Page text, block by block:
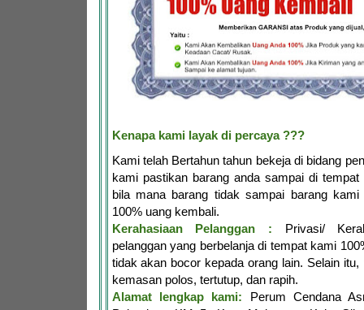
Kenapa kami layak di percaya ???
Kami telah Bertahun tahun bekeja di bidang
kami pastikan barang anda sampai di
bila mana barang tidak sampai barang
100% uang kembali.
Kerahasiaan Pelanggan : Privasi/
pelanggan yang berbelanja di tempat kami
tidak akan bocor kepada orang lain. Selain
kemasan polos, tertutup, dan rapih.
Alamat lengkap kami:
Perum Cendana